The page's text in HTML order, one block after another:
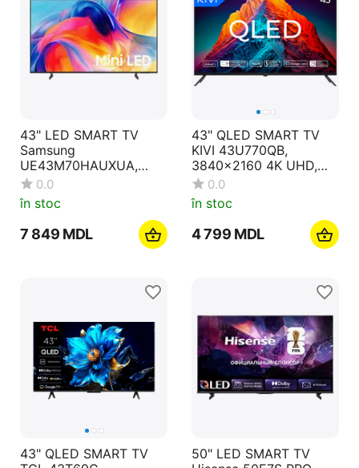
43" LED SMART TV
Samsung
UE43M70HAUXUA,
MiniLED 4K UHD, Tizen
OS, Black
0.0
în stoc
7 849 MDL
43" QLED SMART TV
KIVI 43U770QB,
3840x2160 4K UHD,
Android TV, Negru
0.0
în stoc
4 799 MDL
43" QLED SMART TV
50" LED SMART TV